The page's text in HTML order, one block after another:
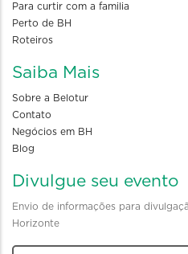
Para curtir com a familia
Perto de BH
Roteiros
Saiba Mais
Sobre a Belotur
Contato
Negócios em BH
Blog
Divulgue seu evento
Envio de informações para
Horizonte